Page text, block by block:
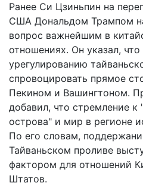
Ранее Си Цзиньпин на
США Дональдом Трампом
вопрос важнейшим в
отношениях. Он указал,
урегулированию
спровоцировать прямое
Пекином и Вашингтоном.
добавил, что стремление к
острова" и мир в регионе
По его словам,
Тайваньском проливе
фактором для отношений
Штатов.